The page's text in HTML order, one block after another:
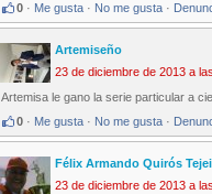
0 · Me gusta · No me gusta ·
Artemiseño
23 de diciembre de 2013 a
Artemisa le gano la serie particular a
0 · Me gusta · No me gusta ·
Félix Armando Quirós
23 de diciembre de 2013 a